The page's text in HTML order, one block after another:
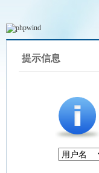
提示信息